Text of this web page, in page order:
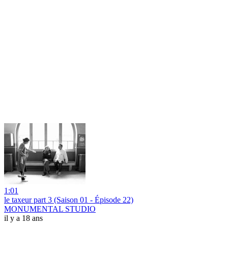
1:01
le taxeur part 3 (Saison 01 - Épisode 22)
MONUMENTAL STUDIO
il y a 18 ans